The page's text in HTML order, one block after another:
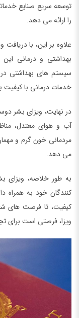
توسعه سریع صنایع
را ارائه می دهد.
علاوه بر این، با
بهداشتی و درمانی این
سیستم های بهداشتی در
خدمات درمانی با کیفیت
در نهایت، ویزای بشر
آب و هوای معتدل،
مردمانی خون گرم و
می دهد.
به طور خلاصه، ویزای
کنندگان خود به همراه
کیفیت، تا فرصت های
ویزا، فرصتی است برای